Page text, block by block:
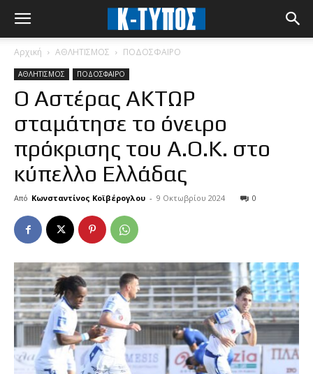
Αρχική ΑΘΛΗΤΙΣΜΟΣ ΠΟΔΟΣΦΑΙΡΟ
ΑΘΛΗΤΙΣΜΟΣ ΠΟΔΟΣΦΑΙΡΟ
Ο Αστέρας ΑΚΤΩΡ
σταμάτησε το όνειρο
πρόκρισης του Α.Ο.Κ. στο
κύπελλο Ελλάδας
Από Κωνσταντίνος Κοϊβέρογλου - 9 Οκτωβρίου 2024 0